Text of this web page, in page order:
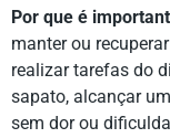
Por que é
manter ou
realizar tarefas do
sapato, alcançar
sem dor ou